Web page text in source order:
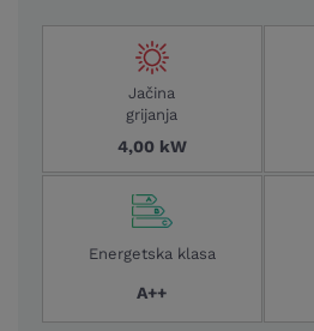
Jačina
grijanja
4,00 kW
Energetska klasa
A++